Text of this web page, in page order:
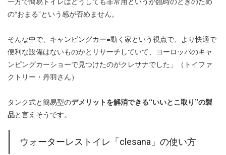
の“おまる”という感が否めません。
そんな中で、キャンピングカー=動く家という視点で、より快適で
便利な設備はないものかとリサーチしていて、ヨーロッパのキャ
ンピングカーショーで見つけたのがクレサナでした」（トイファ
クトリー・丹羽さん）
タンク式と簡易型のデメリットを解消できる“いいとこ取り”の製
品と言えそうです。
ウォーターレストイレ「clesana」の使い方